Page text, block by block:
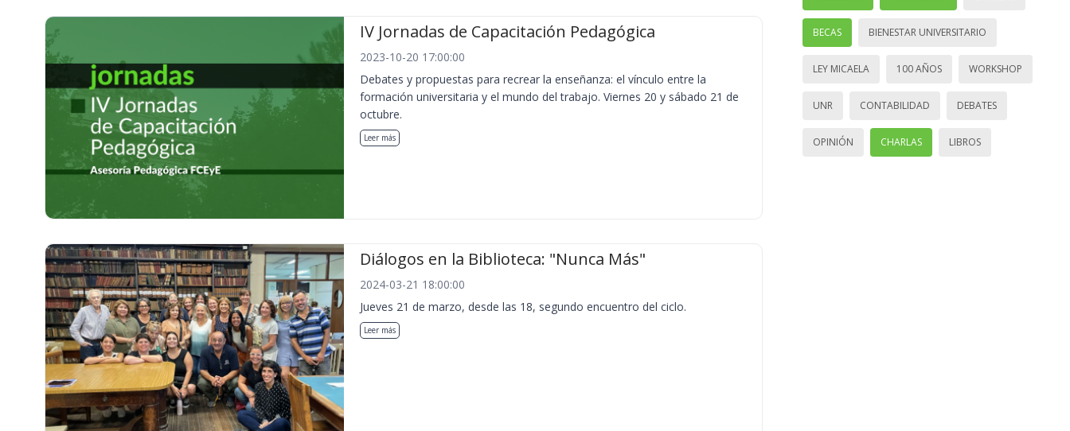
IV Jornadas de Capacitación Pedagógica
2023-10-20 17:00:00
Debates y propuestas para recrear la enseñanza: el vínculo entre la
formación universitaria y el mundo del trabajo. Viernes 20 y sábado 21 de
octubre.
Leer más
Diálogos en la Biblioteca: "Nunca Más"
2024-03-21 18:00:00
Jueves 21 de marzo, desde las 18, segundo encuentro del ciclo.
Leer más
BECAS BIENESTAR UNIVERSITARIO
LEY MICAELA 100 AÑOS WORKSHOP
UNR CONTABILIDAD DEBATES
OPINIÓN CHARLAS LIBROS